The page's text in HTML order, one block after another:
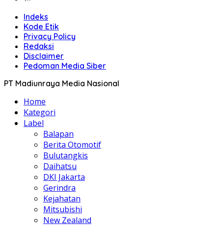
Indeks
Kode Etik
Privacy Policy
Redaksi
Disclaimer
Pedoman Media Siber
PT Madiunraya Media Nasional
Home
Kategori
Label
Balapan
Berita Otomotif
Bulutangkis
Daihatsu
DKI Jakarta
Gerindra
Kejahatan
Mitsubishi
New Zealand